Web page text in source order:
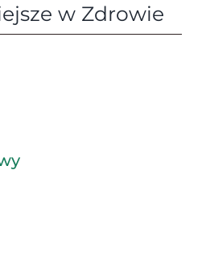
w Zdrowie